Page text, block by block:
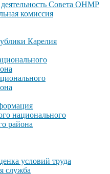
Совета ОНМР
комиссия
Карелия
национального
района
условий труда
служба